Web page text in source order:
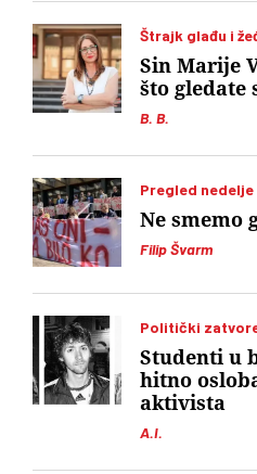
Štrajk glađu i
B. B.
Sin Marije
što gledate
Pregled nedelje
Filip Švarm
Ne smemo
Politički
A.I.
Studenti u
hitno
aktivista